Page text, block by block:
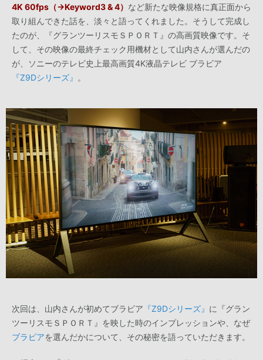
4K 60fps（→Keyword3 & 4） など新たな映像規格に真正面から
取り組んできた話を、淡々と語ってくれました。そうして完成し
たのが、『グランツーリスモＳＰＯＲＴ』の高画質映像です。そ
して、その映像の最終チェック用機材として山内さんが選んだの
が、ソニーのテレビ史上最高画質4K液晶テレビ ブラビア
『Z9Dシリーズ』 。
次回は、山内さんが初めてブラビア 『Z9Dシリーズ』 に『グラン
ツーリスモＳＰＯＲＴ』を映した時のインプレッションや、なぜ
ブラビアを選んだかについて、その秘密を語っていただきます。